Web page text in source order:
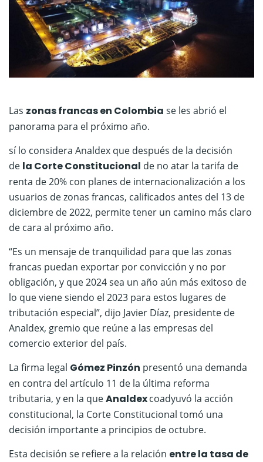
Las zonas francas en Colombia se les abrió el
panorama para el próximo año.
sí lo considera Analdex que después de la decisión
de la Corte Constitucional de no atar la tarifa de
renta de 20% con planes de internacionalización a los
usuarios de zonas francas, calificados antes del 13 de
diciembre de 2022, permite tener un camino más claro
de cara al próximo año.
“Es un mensaje de tranquilidad para que las zonas
francas puedan exportar por convicción y no por
obligación, y que 2024 sea un año aún más exitoso de
lo que viene siendo el 2023 para estos lugares de
tributación especial”, dijo Javier Díaz, presidente de
Analdex, gremio que reúne a las empresas del
comercio exterior del país.
La firma legal Gómez Pinzón presentó una demanda
en contra del artículo 11 de la última reforma
tributaria, y en la queAnaldexcoadyuvó la acción
constitucional, la Corte Constitucional tomó una
decisión importante a principios de octubre.
Esta decisión se refiere a la relación entre la tasa de